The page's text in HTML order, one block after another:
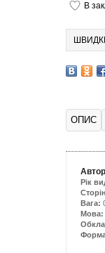
В
ОПИС
Рік
Вага:
Мова: